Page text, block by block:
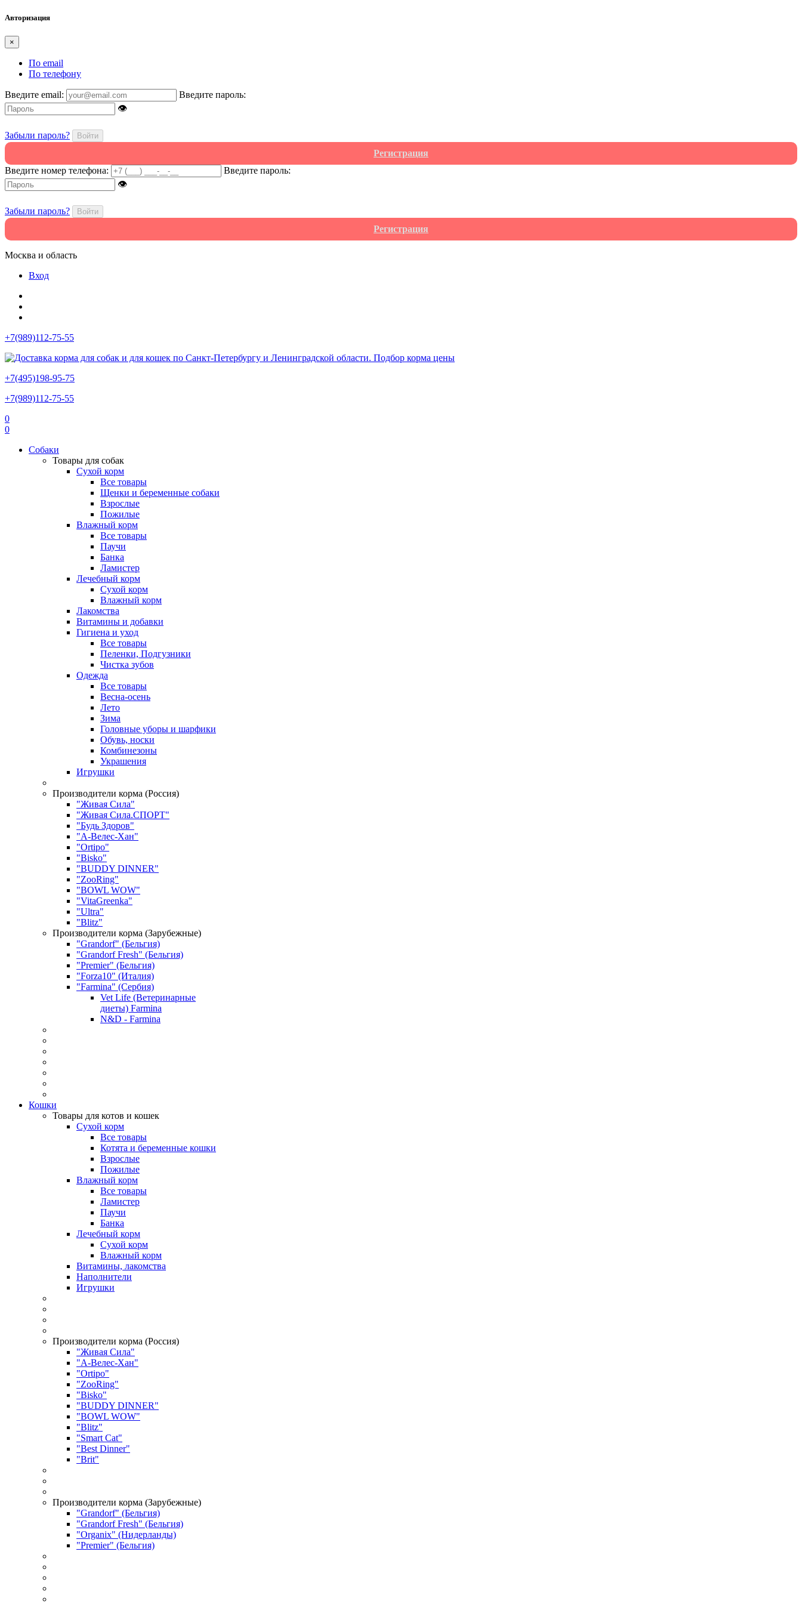
Авторизация
×
По email
По телефону
Введите email:
Введите пароль:
👁
Забыли пароль? Войти
Регистрация
Введите номер телефона:
Введите пароль:
👁
Забыли пароль? Войти
Регистрация
Москва и область
Вход
+7(989)112-75-55
+7(495)198-95-75
+7(989)112-75-55
0
0
Собаки
Товары для собак
Сухой корм
Все товары
Щенки и беременные собаки
Взрослые
Пожилые
Влажный корм
Все товары
Паучи
Банка
Ламистер
Лечебный корм
Сухой корм
Влажный корм
Лакомства
Витамины и добавки
Гигиена и уход
Все товары
Пеленки, Подгузники
Чистка зубов
Одежда
Все товары
Весна-осень
Лето
Зима
Головные уборы и шарфики
Обувь, носки
Комбинезоны
Украшения
Игрушки
Производители корма (Россия)
"Живая Сила"
"Живая Сила.СПОРТ"
"Будь Здоров"
"А-Велес-Хан"
"Ortipo"
"Bisko"
"BUDDY DINNER"
"ZooRing"
"BOWL WOW"
"VitaGreenka"
"Ultra"
"Blitz"
Производители корма (Зарубежные)
"Grandorf" (Бельгия)
"Grandorf Fresh" (Бельгия)
"Premier" (Бельгия)
"Forza10" (Италия)
"Farmina" (Сербия)
Vet Life (Ветеринарные
диеты) Farmina
N&D - Farmina
Кошки
Товары для котов и кошек
Сухой корм
Все товары
Котята и беременные кошки
Взрослые
Пожилые
Влажный корм
Все товары
Ламистер
Паучи
Банка
Лечебный корм
Сухой корм
Влажный корм
Витамины, лакомства
Наполнители
Игрушки
Производители корма (Россия)
"Живая Сила"
"А-Велес-Хан"
"Ortipo"
"ZooRing"
"Bisko"
"BUDDY DINNER"
"BOWL WOW"
"Blitz"
"Smart Cat"
"Best Dinner"
"Brit"
Производители корма (Зарубежные)
"Grandorf" (Бельгия)
"Grandorf Fresh" (Бельгия)
"Organix" (Нидерланды)
"Premier" (Бельгия)